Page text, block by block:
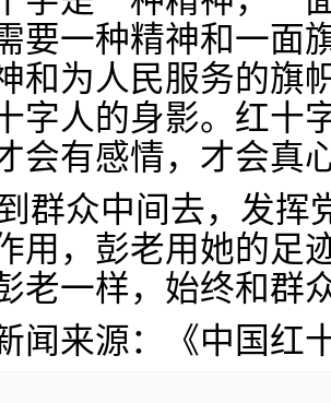
要一种精神和一面
和为人民服务的旗
字人的身影。红十
会有感情，才会真
群众中间去，发挥
用，彭老用她的足
老一样，始终和群
新闻来源：《中国红